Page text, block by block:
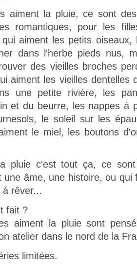
aiment la pluie, ce sont
romantiques, pour les
aiment les petits oiseaux,
dans l'herbe pieds nus,
des vieilles broches
aiment les vieilles dentelles
une petite rivière, les
et du beurre, les nappes à
le soleil sur les
le miel, les boutons
pluie c'est tout ça, ce
une âme, une histoire, ou qui
rêver...
fait ?
aiment la pluie sont
atelier dans le nord de la
limitées.